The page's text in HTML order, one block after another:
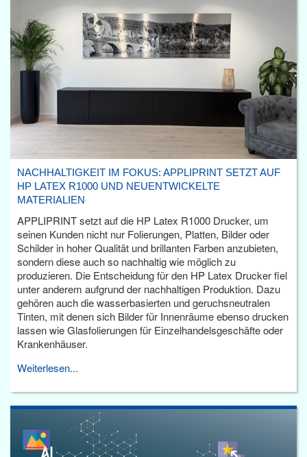
NACHHALTIGKEIT IM FOKUS: APPLIPRINT SETZT AUF
HP LATEX R1000 UND NEUENTWICKELTE
MATERIALIEN
APPLIPRINT setzt auf die HP Latex R1000 Drucker, um
seinen Kunden nicht nur Folierungen, Platten, Bilder oder
Schilder in hoher Qualität und brillanten Farben anzubieten,
sondern diese auch so nachhaltig wie möglich zu
produzieren. Die Entscheidung für den HP Latex Drucker fiel
unter anderem aufgrund der nachhaltigen Produktion. Dazu
gehören auch die wasserbasierten und geruchsneutralen
Tinten, mit denen sich Bilder für Innenräume ebenso drucken
lassen wie Glasfolierungen für Einzelhandelsgeschäfte oder
Krankenhäuser.
Weiterlesen...